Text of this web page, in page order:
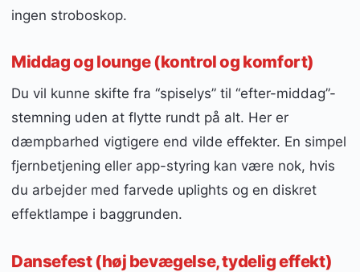
ingen stroboskop.
Middag og lounge (kontrol og komfort)
Du vil kunne skifte fra “spiselys” til “efter-middag”-
stemning uden at flytte rundt på alt. Her er
dæmpbarhed vigtigere end vilde effekter. En simpel
fjernbetjening eller app-styring kan være nok, hvis
du arbejder med farvede uplights og en diskret
effektlampe i baggrunden.
Dansefest (høj bevægelse, tydelig effekt)